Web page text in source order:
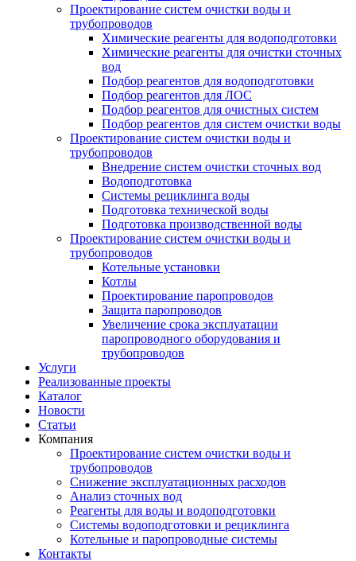
Проектирование систем очистки воды и
трубопроводов
Химические реагенты для водоподготовки
Химические реагенты для очистки сточных
вод
Подбор реагентов для водоподготовки
Подбор реагентов для ЛОС
Подбор реагентов для очистных систем
Подбор реагентов для систем очистки воды
Проектирование систем очистки воды и
трубопроводов
Внедрение систем очистки сточных вод
Водоподготовка
Системы рециклинга воды
Подготовка технической воды
Подготовка производственной воды
Проектирование систем очистки воды и
трубопроводов
Котельные установки
Котлы
Проектирование паропроводов
Защита паропроводов
Увеличение срока эксплуатации
паропроводного оборудования и
трубопроводов
Услуги
Реализованные проекты
Каталог
Новости
Статьи
Компания
Проектирование систем очистки воды и
трубопроводов
Снижение эксплуатационных расходов
Анализ сточных вод
Реагенты для воды и водоподготовки
Системы водоподготовки и рециклинга
Котельные и паропроводные системы
Контакты